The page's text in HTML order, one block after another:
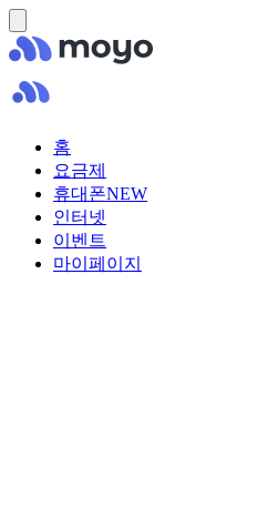
홈
요금제
휴대폰NEW
인터넷
이벤트
마이페이지